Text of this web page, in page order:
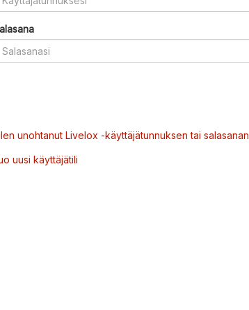
unohtanut Livelox -käyttäjätunnuksen tai salasanan
uusi käyttäjätili